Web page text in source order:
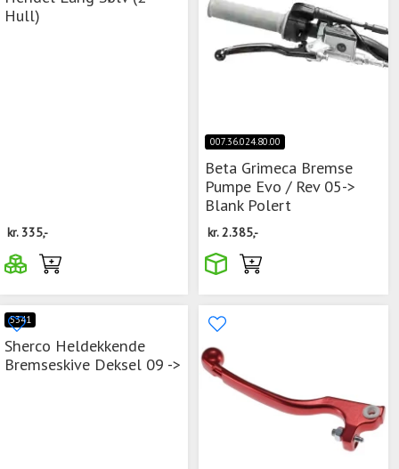
Hull)
kr. 335,-
007.36.024.80.00
Beta Grimeca Bremse
Pumpe Evo / Rev 05->
Blank Polert
kr.2.385,-
5341
Sherco Heldekkende
Bremseskive Deksel 09 ->